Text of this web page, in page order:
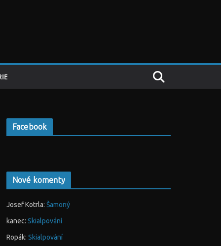
Facebook
Nové komenty
Josef Kotrla: Šamoný
kanec: Skialpování
Ropák: Skialpování